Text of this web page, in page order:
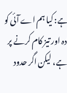
کیا ہم اے آئی کو
اور تیز کام کرنے پر
لیکن اگر حدود